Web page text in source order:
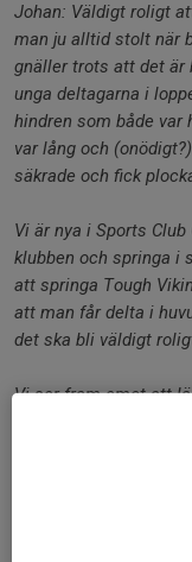
Johan: Väldigt roligt
man ju alltid stolt när
gnäller trots att det är
unga deltagarna i
hindren som både
var lång och
säkrade och fick
Vi är nya i Sports
klubben och springa i
att springa Tough
att man får delta i
det ska bli väldigt
Vi ser fram emot att
på Sports Club och
Malin Reisner körde
"Det var regn. Det
glada miner och go